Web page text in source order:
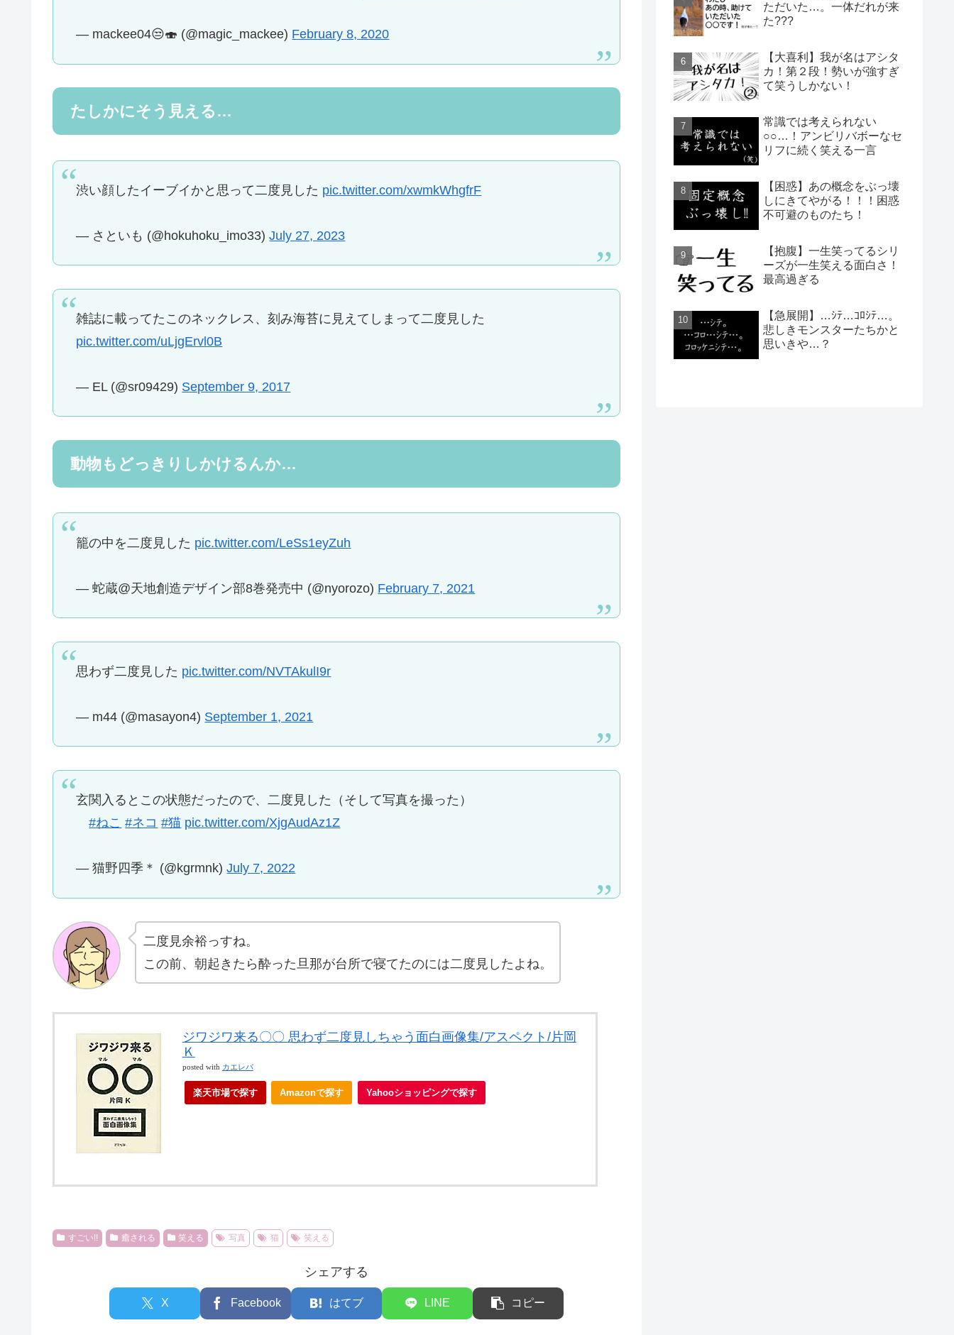
— mackee04😒🍣 (@magic_mackee) February 8, 2020
たしかにそう見える…
渋い顔したイーブイかと思って二度見した pic.twitter.com/xwmkWhgfrF
— さといも (@hokuhoku_imo33)July 27, 2023
雑誌に載ってたこのネックレス、刻み海苔に見えてしまって二度見した
pic.twitter.com/uLjgErvl0B
— EL (@sr09429) September 9, 2017
動物もどっきりしかけるんか…
籠の中を二度見した pic.twitter.com/LeSs1eyZuh
— 蛇蔵@天地創造デザイン部8巻発売中 (@nyorozo) February 7, 2021
思わず二度見した pic.twitter.com/NVTAkulI9r
— m44 (@masayon4) September 1, 2021
玄関入るとこの状態だったので、二度見した（そして写真を撮った）
#ねこ #ネコ #猫 pic.twitter.com/XjgAudAz1Z
— 猫野四季＊ (@kgrmnk)July 7, 2022
二度見余裕っすね。
この前、朝起きたら酔った旦那が台所で寝てたのには二度見したよね。
ジワジワ来る〇〇 思わず二度見しちゃう面白画像集/アスペクト/片岡
Ｋ
posted with カエレバ
楽天市場で探す Amazonで探す Yahooショッピングで探す
すごい!! 癒される 笑える 写真 猫 笑える
シェアする
X Facebook はてブ LINE コピー
ただいた…。一体だれが来
た???
【大喜利】我が名はアシタ
カ！第２段！勢いが強すぎ
て笑うしかない！
常識では考えられない
○○…！アンビリバボーなセ
リフに続く笑える一言
【困惑】あの概念をぶっ壊
しにきてやがる！！！困惑
不可避のものたち！
【抱腹】一生笑ってるシリ
ーズが一生笑える面白さ！
最高過ぎる
【急展開】…ｼﾃ…ｺﾛｼﾃ…。
悲しきモンスターたちかと
思いきや…？